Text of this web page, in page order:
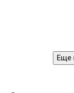
Еще